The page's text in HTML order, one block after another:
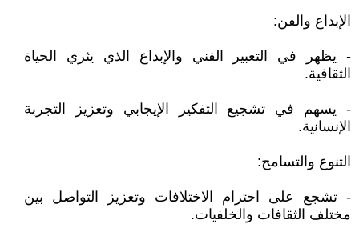
الإبداع والفن:
- يظهر في التعبير الفني والإبداع الذي يثري الحياة
الثقافية.
- يسهم في تشجيع التفكير الإيجابي وتعزيز التجربة
الإنسانية.
التنوع والتسامح:
- تشجع على احترام الاختلافات وتعزيز التواصل بين
مختلف الثقافات والخلفيات.